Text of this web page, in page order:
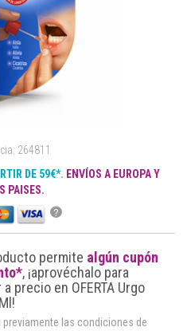
264811
DE 59€*. ENVÍOS A EUROPA Y
PAISES.
?
permite algún cupón
, ¡aprovéchalo para
precio en OFERTA Urgo
previamente las condiciones de